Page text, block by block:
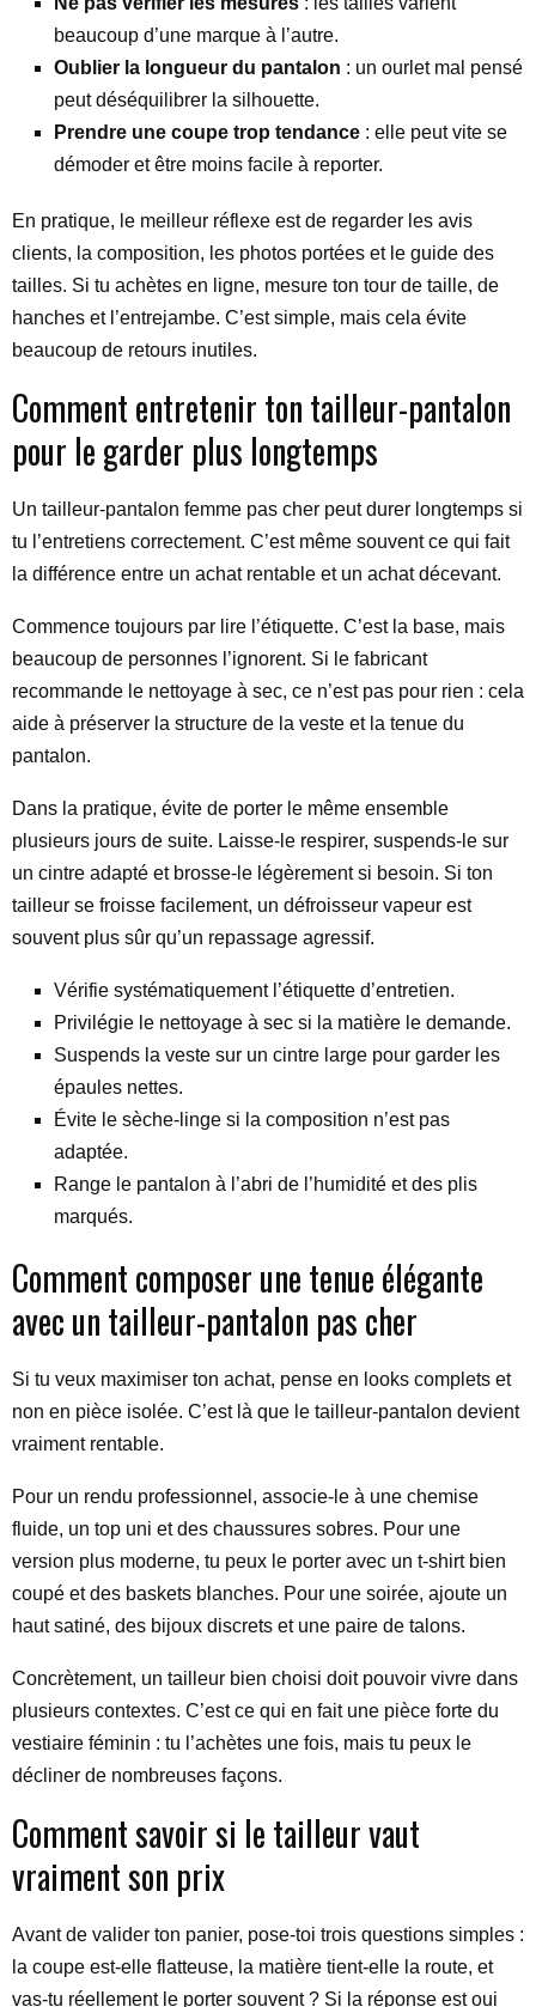
beaucoup d’une marque à l’autre.
Oublier la longueur du pantalon : un ourlet mal pensé
peut déséquilibrer la silhouette.
Prendre une coupe trop tendance : elle peut vite se
démoder et être moins facile à reporter.
En pratique, le meilleur réflexe est de regarder les avis
clients, la composition, les photos portées et le guide des
tailles. Si tu achètes en ligne, mesure ton tour de taille, de
hanches et l’entrejambe. C’est simple, mais cela évite
beaucoup de retours inutiles.
Comment entretenir ton tailleur-pantalon
pour le garder plus longtemps
Un tailleur-pantalon femme pas cher peut durer longtemps si
tu l’entretiens correctement. C’est même souvent ce qui fait
la différence entre un achat rentable et un achat décevant.
Commence toujours par lire l’étiquette. C’est la base, mais
beaucoup de personnes l’ignorent. Si le fabricant
recommande le nettoyage à sec, ce n’est pas pour rien : cela
aide à préserver la structure de la veste et la tenue du
pantalon.
Dans la pratique, évite de porter le même ensemble
plusieurs jours de suite. Laisse-le respirer, suspends-le sur
un cintre adapté et brosse-le légèrement si besoin. Si ton
tailleur se froisse facilement, un défroisseur vapeur est
souvent plus sûr qu’un repassage agressif.
Vérifie systématiquement l’étiquette d’entretien.
Privilégie le nettoyage à sec si la matière le demande.
Suspends la veste sur un cintre large pour garder les
épaules nettes.
Évite le sèche-linge si la composition n’est pas
adaptée.
Range le pantalon à l’abri de l’humidité et des plis
marqués.
Comment composer une tenue élégante
avec un tailleur-pantalon pas cher
Si tu veux maximiser ton achat, pense en looks complets et
non en pièce isolée. C’est là que le tailleur-pantalon devient
vraiment rentable.
Pour un rendu professionnel, associe-le à une chemise
fluide, un top uni et des chaussures sobres. Pour une
version plus moderne, tu peux le porter avec un t-shirt bien
coupé et des baskets blanches. Pour une soirée, ajoute un
haut satiné, des bijoux discrets et une paire de talons.
Concrètement, un tailleur bien choisi doit pouvoir vivre dans
plusieurs contextes. C’est ce qui en fait une pièce forte du
vestiaire féminin : tu l’achètes une fois, mais tu peux le
décliner de nombreuses façons.
Comment savoir si le tailleur vaut
vraiment son prix
Avant de valider ton panier, pose-toi trois questions simples :
la coupe est-elle flatteuse, la matière tient-elle la route, et
vas-tu réellement le porter souvent ? Si la réponse est oui